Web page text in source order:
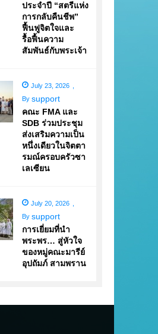
ประจำปี “สตรีแห่ง
การกลับคืนชีพ”
ฟื้นฟูจิตใจและ
รื้อฟื้นความ
สัมพันธ์กับพระเจ้า
July 23, 2026 ,
By support
คณะ FMA และ
SDB ร่วมประชุม
ส่งเสริมความเป็น
หนึ่งเดียวในจิตตา
รมณ์ครอบครัวซา
เลเซียน
July 20, 2026 ,
By support
การเยี่ยมที่นำ
พระพร… สู่หัวใจ
ของหมู่คณะมารีย์
อุปถัมภ์ สามพราน